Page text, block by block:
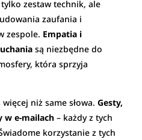
zestaw technik, ale
zaufania i
zespole. Empatia i
są niezbędne do
która sprzyja
niż same słowa. Gesty,
w e-mailach – każdy z tych
korzystanie z tych